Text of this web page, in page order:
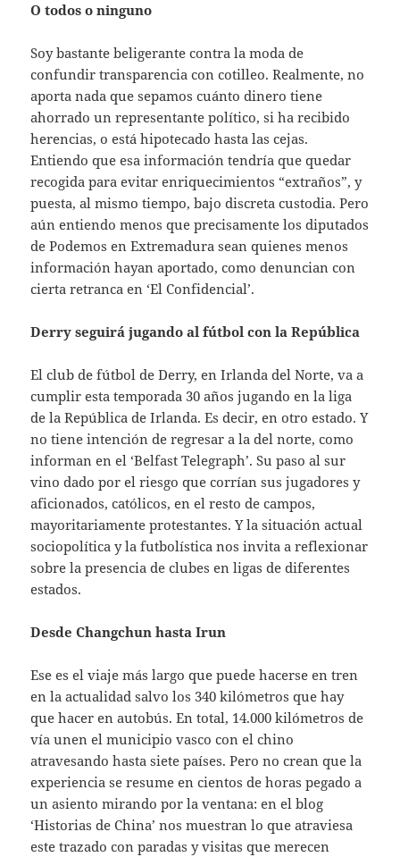
O todos o ninguno
Soy bastante beligerante contra la moda de
confundir transparencia con cotilleo. Realmente, no
aporta nada que sepamos cuánto dinero tiene
ahorrado un representante político, si ha recibido
herencias, o está hipotecado hasta las cejas.
Entiendo que esa información tendría que quedar
recogida para evitar enriquecimientos “extraños”, y
puesta, al mismo tiempo, bajo discreta custodia. Pero
aún entiendo menos que precisamente los diputados
de Podemos en Extremadura sean quienes menos
información hayan aportado, como denuncian con
cierta retranca en ‘El Confidencial’.
Derry seguirá jugando al fútbol con la República
El club de fútbol de Derry, en Irlanda del Norte, va a
cumplir esta temporada 30 años jugando en la liga
de la República de Irlanda. Es decir, en otro estado. Y
no tiene intención de regresar a la del norte, como
informan en el ‘Belfast Telegraph’. Su paso al sur
vino dado por el riesgo que corrían sus jugadores y
aficionados, católicos, en el resto de campos,
mayoritariamente protestantes. Y la situación actual
sociopolítica y la futbolística nos invita a reflexionar
sobre la presencia de clubes en ligas de diferentes
estados.
Desde Changchun hasta Irun
Ese es el viaje más largo que puede hacerse en tren
en la actualidad salvo los 340 kilómetros que hay
que hacer en autobús. En total, 14.000 kilómetros de
vía unen el municipio vasco con el chino
atravesando hasta siete países. Pero no crean que la
experiencia se resume en cientos de horas pegado a
un asiento mirando por la ventana: en el blog
‘Historias de China’ nos muestran lo que atraviesa
este trazado con paradas y visitas que merecen